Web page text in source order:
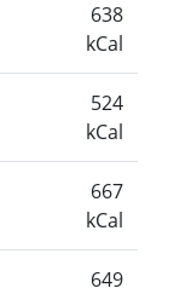
638
kCal
524
kCal
667
kCal
649